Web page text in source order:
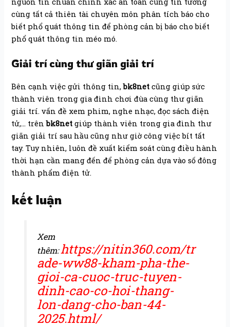
cùng tất cả thiên tài chuyên môn phân tích báo cho
biết phổ quát thông tin để phòng cản bị báo cho biết
phổ quát thông tin méo mó.
Giải trí cùng thư giãn giải trí
Bên cạnh việc gửi thông tin,bk8net cũng giúp sức
thành viên trong gia đình chơi đùa cùng thư giãn
giải trí. vấn đề xem phim, nghe nhạc, đọc sách điện
tử,… trênbk8net giúp thành viên trong gia đình thư
giãn giải trí sau hầu cũng như giờ công việc bít tất
tay. Tuy nhiên, luôn đề xuất kiểm soát cùng điều hành
thời hạn cần mang đến để phòng cản dựa vào số đông
thành phẩm điện tử.
kết luận
Xem
thêm:https://nitin360.com/tr
ade-ww88-kham-pha-the-
gioi-ca-cuoc-truc-tuyen-
dinh-cao-co-hoi-thang-
lon-dang-cho-ban-44-
2025.html/